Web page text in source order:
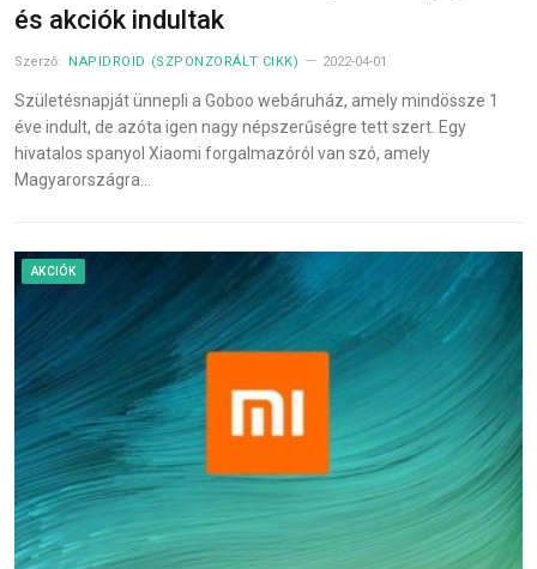
és akciók indultak
Szerző: NAPIDROID (SZPONZORÁLT CIKK) 2022-04-01
Születésnapját ünnepli a Goboo webáruház, amely mindössze 1
éve indult, de azóta igen nagy népszerűségre tett szert. Egy
hivatalos spanyol Xiaomi forgalmazóról van szó, amely
Magyarországra…
AKCIÓK